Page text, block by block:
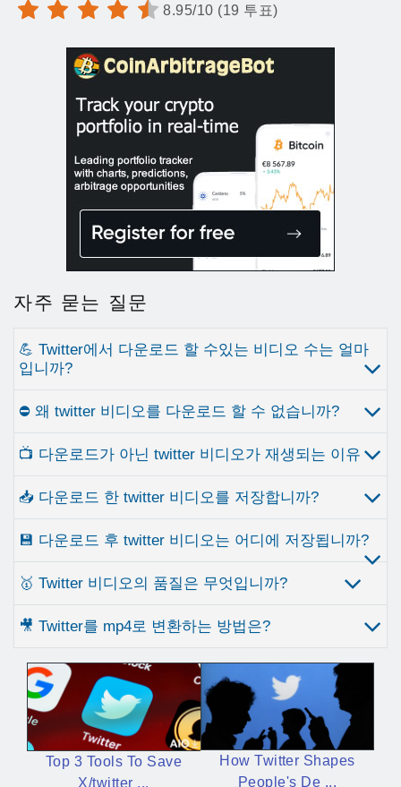
8.95/10 (19 투표)
자주 묻는 질문
💪 Twitter에서 다운로드 할 수있는 비디오 수는 얼마
입니까?
⛔ 왜 twitter 비디오를 다운로드 할 수 없습니까?
📺 다운로드가 아닌 twitter 비디오가 재생되는 이유
📥 다운로드 한 twitter 비디오를 저장합니까?
💾 다운로드 후 twitter 비디오는 어디에 저장됩니까?
🥇 Twitter 비디오의 품질은 무엇입니까?
🎥 Twitter를 mp4로 변환하는 방법은?
Top 3 Tools To Save
X/twitter ...
How Twitter Shapes
People's De ...